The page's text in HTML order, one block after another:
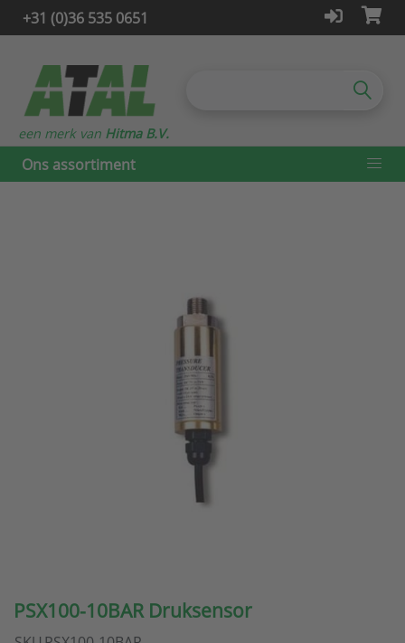
+31 (0)36 535 0651
Ons assortiment
een merk van Hitma B.V.
PSX100-10BAR Druksensor